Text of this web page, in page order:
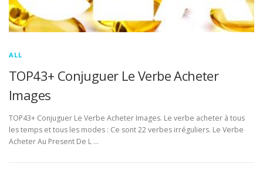
ALL
TOP43+ Conjuguer Le Verbe Acheter
Images
TOP43+ Conjuguer Le Verbe Acheter Images. Le verbe acheter à tous
les temps et tous les modes : Ce sont 22 verbes irréguliers. Le Verbe
Acheter Au Present De L …